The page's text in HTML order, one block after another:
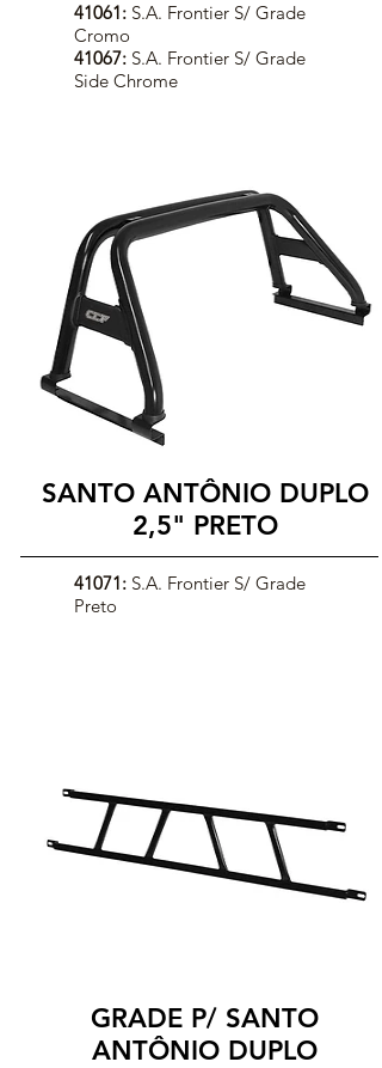
41061:S.A. Frontier S/ Grade
Cromo
41067: S.A. Frontier S/ Grade
Side Chrome
SANTO ANTÔNIO DUPLO
2,5" PRETO
41071: S.A. Frontier S/ Grade
Preto
GRADE P/ SANTO
ANTÔNIO DUPLO